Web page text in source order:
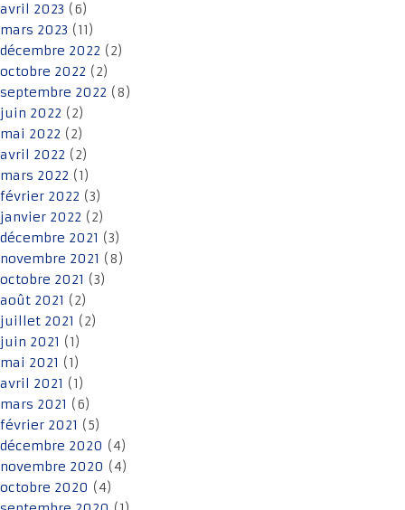
avril 2023 (6)
mars 2023 (11)
décembre 2022 (2)
octobre 2022 (2)
septembre 2022 (8)
juin 2022 (2)
mai 2022 (2)
avril 2022 (2)
mars 2022 (1)
février 2022 (3)
janvier 2022 (2)
décembre 2021 (3)
novembre 2021 (8)
octobre 2021 (3)
août 2021 (2)
juillet 2021 (2)
juin 2021 (1)
mai 2021 (1)
avril 2021 (1)
mars 2021 (6)
février 2021 (5)
décembre 2020 (4)
novembre 2020 (4)
octobre 2020 (4)